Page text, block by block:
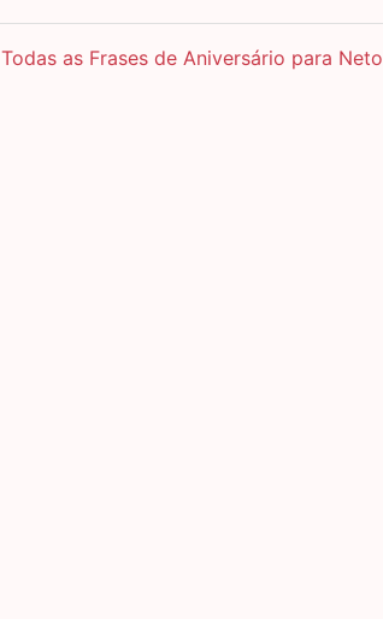
Todas as Frases de Aniversário para Neto